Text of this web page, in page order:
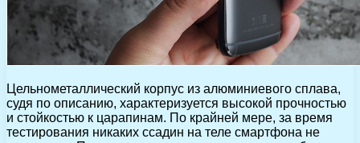
Цельнометаллический корпус из алюминиевого сплава,
судя по описанию, характеризуется высокой прочностью
и стойкостью к царапинам. По крайней мере, за время
тестирования никаких ссадин на теле смартфона не